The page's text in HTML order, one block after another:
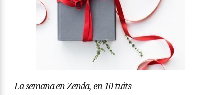
La semana en Zenda, en 10 tuits